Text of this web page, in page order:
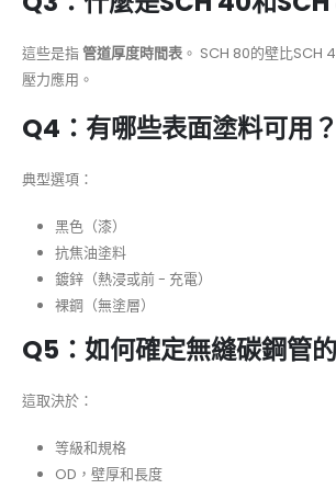
這些是指管道厚度時間表 。 SCH 80的壁比SCH
壓力應用。
Q4：有哪些表面塗料可用？
典型選項：
黑色（漆）
抗焦油塗料
鍍鋅（熱浸或前 - 充電）
裸鋼（無塗層）
Q5：如何確定無縫碳鋼管
這取決於：
等級和規格
OD，壁厚和長度